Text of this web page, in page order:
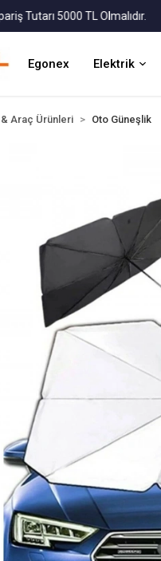
5000 TL Olmalıdır.
Egonex Elektrik
& Araç Ürünleri Oto Güneşlik